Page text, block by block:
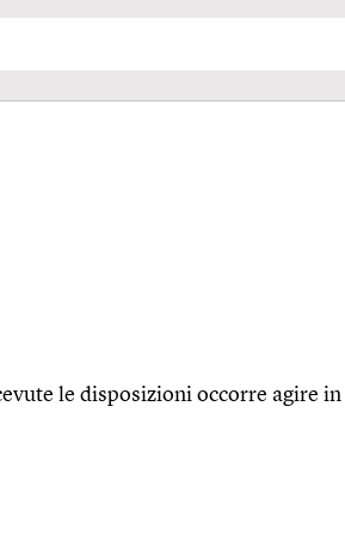
le disposizioni occorre agire in